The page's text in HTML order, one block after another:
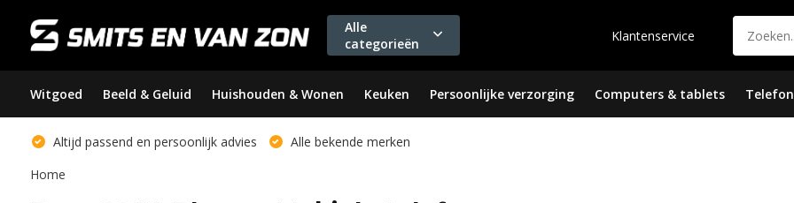
Alle
categorieën
Klantenservice
Witgoed Beeld & Geluid Huishouden & Wonen Keuken Persoonlijke verzorging Computers & tablets
Altijd passend en persoonlijk advies
Alle bekende merken
Home